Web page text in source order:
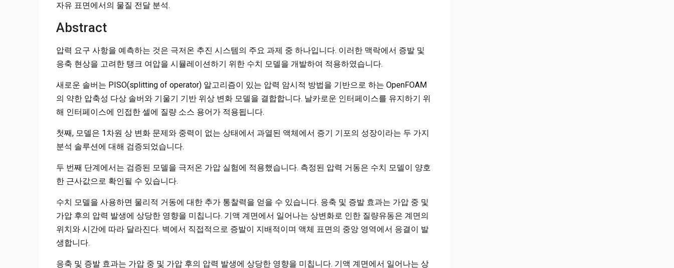
자유 표면에서의 물질 전달 분석.
Abstract
압력 요구 사항을 예측하는 것은 극저온 추진 시스템의 주요 과제 중 하나입니다. 이러한 맥락에서 증발 및
응축 현상을 고려한 탱크 여압을 시뮬레이션하기 위한 수치 모델을 개발하여 적용하였습니다.
새로운 솔버는 PISO(splitting of operator) 알고리즘이 있는 압력 암시적 방법을 기반으로 하는 OpenFOAM
의 약한 압축성 다상 솔버와 기울기 기반 위상 변화 모델을 결합합니다. 날카로운 인터페이스를 유지하기 위
해 인터페이스에 인접한 셀에 질량 소스 용어가 적용됩니다.
첫째, 모델은 1차원 상 변화 문제와 중력이 없는 상태에서 과열된 액체에서 증기 기포의 성장이라는 두 가지
분석 솔루션에 대해 검증되었습니다.
두 번째 단계에서는 검증된 모델을 극저온 가압 실험에 적용했습니다. 측정된 압력 거동은 수치 모델이 양호
한 근사값으로 확인될 수 있습니다.
수치 모델을 사용하면 물리적 거동에 대한 추가 통찰력을 얻을 수 있습니다. 응축 및 증발 효과는 가압 중 및
가압 후의 압력 발생에 상당한 영향을 미칩니다. 기액 계면에서 일어나는 상변화로 인한 질량유동은 계면의
위치와 시간에 따라 달라진다. 벽에서 직접적으로 증발이 지배적이며 액체 표면의 중앙 영역에서 응결이 발
생합니다.
응축 및 증발 효과는 가압 중 및 가압 후의 압력 발생에 상당한 영향을 미칩니다. 기액 계면에서 일어나는 상